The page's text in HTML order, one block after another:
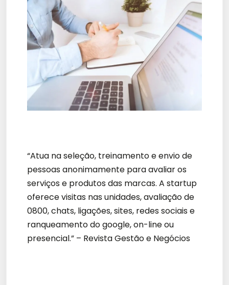
“Atua na seleção, treinamento e envio de
pessoas anonimamente para avaliar os
serviços e produtos das marcas. A startup
oferece visitas nas unidades, avaliação de
0800, chats, ligações, sites, redes sociais e
ranqueamento do google, on-line ou
presencial.” – Revista Gestão e Negócios